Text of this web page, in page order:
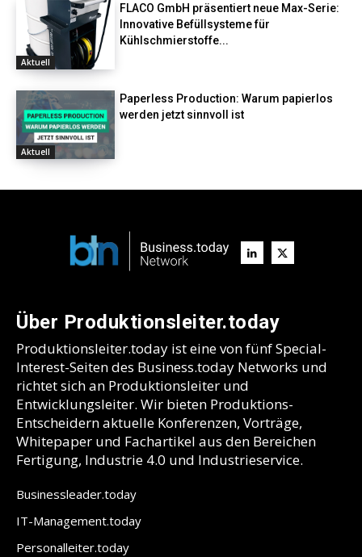
Aktuell
FLACO GmbH präsentiert neue Max-Serie:
Innovative Befüllsysteme für
Kühlschmierstoffe...
Aktuell
Paperless Production: Warum papierlos
werden jetzt sinnvoll ist
Über Produktionsleiter.today
Produktionsleiter.today ist eine von fünf Special-
Interest-Seiten des Business.today Networks und
richtet sich an Produktionsleiter und
Entwicklungsleiter. Wir bieten Produktions-
Entscheidern aktuelle Konferenzen, Vorträge,
Whitepaper und Fachartikel aus den Bereichen
Fertigung, Industrie 4.0 und Industrieservice.
Businessleader.today
IT-Management.today
Personalleiter.today